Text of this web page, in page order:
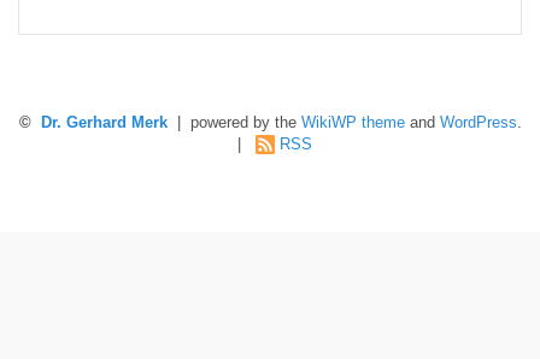
© Dr. Gerhard Merk| powered by the WikiWP themeand WordPress.
RSS